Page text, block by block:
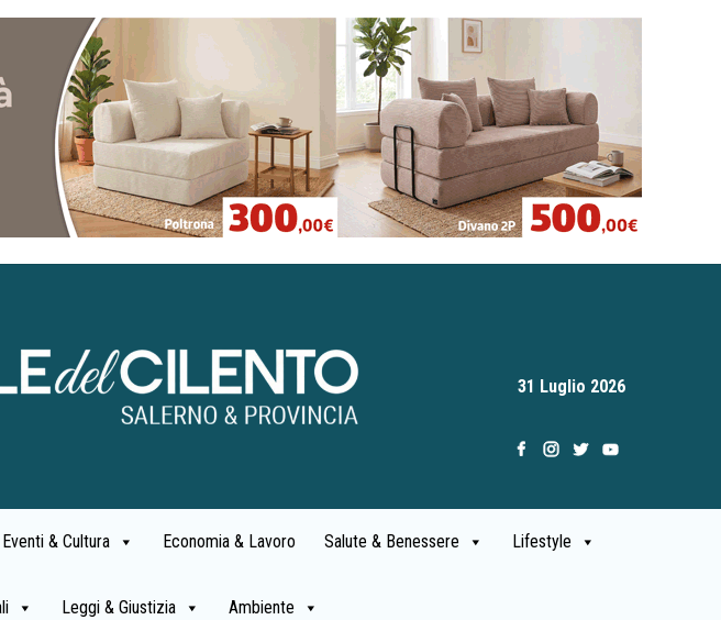
31 Luglio 2026
Eventi & Cultura Economia & Lavoro Salute & Benessere Lifestyle
Leggi & Giustizia Ambiente